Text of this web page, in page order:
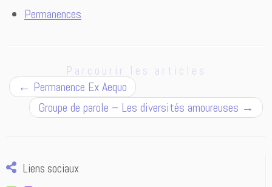
Permanences
Parcourir les articles
← Permanence Ex Aequo
Groupe de parole – Les diversités amoureuses →
Liens sociaux